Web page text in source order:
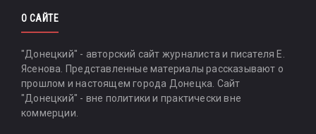
О САЙТЕ
"Донецкий" - авторский сайт журналиста и писателя Е.
Ясенова. Представленные материалы рассказывают о
прошлом и настоящем города Донецка. Сайт
"Донецкий" - вне политики и практически вне
коммерции.